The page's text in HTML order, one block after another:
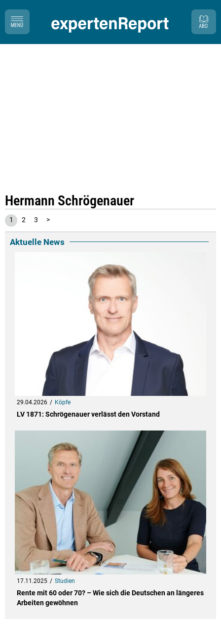
Hermann Schrögenauer
1 2 3 >
Aktuelle News
29.04.2026 Köpfe
LV 1871: Schrögenauer verlässt den Vorstand
17.11.2025 Studien
Rente mit 60 oder 70? – Wie sich die Deutschen an längeres
Arbeiten gewöhnen